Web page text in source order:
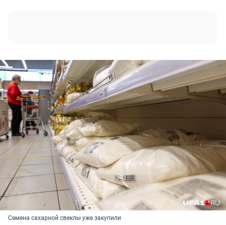
Семена сахарной свеклы уже закупили